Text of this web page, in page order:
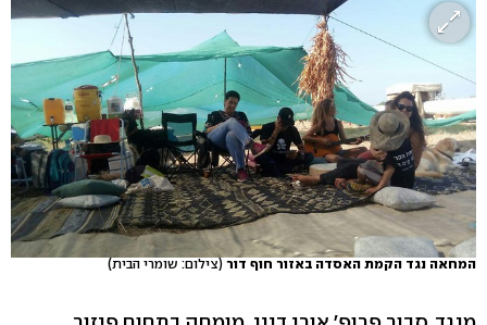
המחאה נגד הקמת האסדה באזור חוף דור(צילום: שומרי הבית)